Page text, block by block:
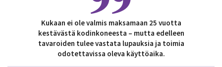
Kukaan ei ole valmis maksamaan 25 vuotta
kestävästä kodinkoneesta – mutta edelleen
tavaroiden tulee vastata lupauksia ja toimia
odotettavissa oleva käyttöaika.